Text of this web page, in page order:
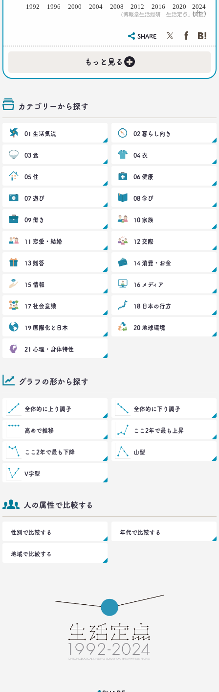
三矢正浩
｢無趣味になっていく日本人｣の実態と背景事情
生活総研 上席研究員
2018.11.20
｢WEBコンテンツは私の先生｣な時代
崔 喜景
2017.12.20
博報堂 第三プラニング局
｢もう欲しいモノなんてないよね～｣
博報堂買物研究所 上席研究員
生活総研 上席研究員
スマホ時代の「偶然」との出会いかた
トランプ勝利―自国第一・内向き志向はアメリカだ
三矢正浩
2016.11.30
家族の誕生日祝い、大躍進！
博報堂 こそだて家族研究所
生活定点から見えてくる、｢新しい大人の関係性消
博報堂 新しい大人文化研究所
( 年 )
(博報堂生活総研「生活定点」調査)
1992 1996 2000 2004 2008 2012 2016 2020 2024
SHARE
もっと見る +
カテゴリーから探す
01 生活気流 02 暮らし向き
03 食 04 衣
05 住 06 健康
07 遊び 08 学び
09 働き 10 家族
11 恋愛・結婚 12 交際
13 贈答 14 消費・お金
15 情報 16 メディア
17 社会意識 18 日本の行方
19 国際化と日本 20 地球環境
21 心理・身体特性
グラフの形から探す
全体的に上り調子 全体的に下り調子
高めで推移 ここ2年で最も上昇
ここ2年で最も下降 山型
V字型
人の属性で比較する
性別で比較する 年代で比較する
地域で比較する